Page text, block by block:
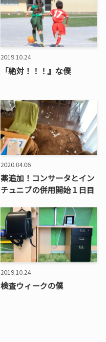
2019.10.24
「絶対！！！』な僕
2020.04.06
薬追加！コンサータとイン
チュニブの併用開始１日目
2019.10.24
検査ウィークの僕